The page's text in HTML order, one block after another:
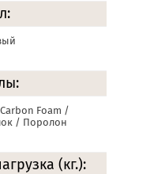
Foam /
/ Поролон
(кг.):